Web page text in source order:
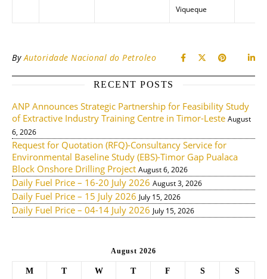
Viqueque
ByAutoridade Nacional do Petroleo
RECENT POSTS
ANP Announces Strategic Partnership for Feasibility Study
of Extractive Industry Training Centre in Timor-Leste August
6, 2026
Request for Quotation (RFQ)-Consultancy Service for
Environmental Baseline Study (EBS)-Timor Gap Pualaca
Block Onshore Drilling Project August 6, 2026
Daily Fuel Price – 16-20 July 2026 August 3, 2026
Daily Fuel Price – 15 July 2026 July 15, 2026
Daily Fuel Price – 04-14 July 2026 July 15, 2026
August 2026
M T W T F S S